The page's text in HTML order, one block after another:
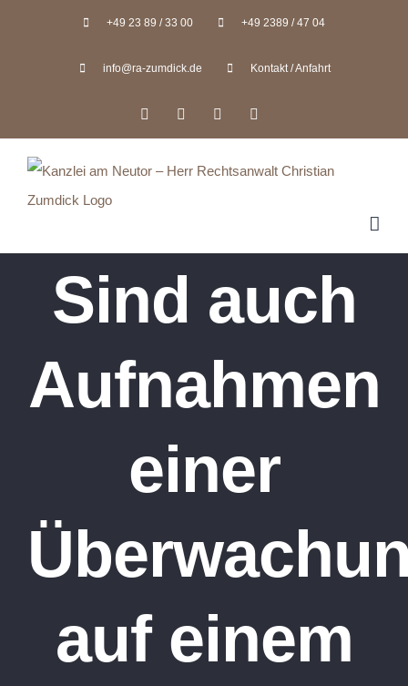
+49 23 89 / 33 00 +49 2389 / 47 04
info@ra-zumdick.de Kontakt / Anfahrt
Facebook Instagram
Sind auch
Aufnahmen
einer
auf einem